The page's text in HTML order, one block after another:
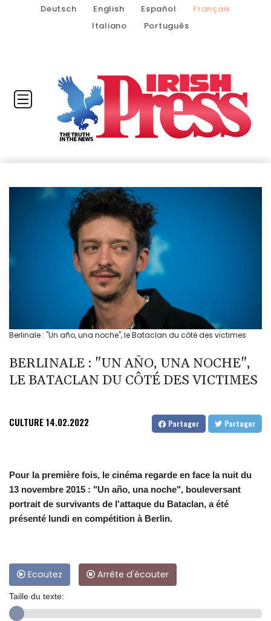
Deutsch English Español
Français
Italiano
Português
Berlinale : "Un año, una noche", le Bataclan du côté des victimes
BERLINALE : "UN AÑO, UNA NOCHE",
LE BATACLAN DU CÔTÉ DES VICTIMES
CULTURE14.02.2022 Partager Partager
Pour la première fois, le cinéma regarde en face la nuit du
13 novembre 2015 : "Un año, una noche", bouleversant
portrait de survivants de l'attaque du Bataclan, a été
présenté lundi en compétition à Berlin.
Ecoutez Arrête d'écouter
Taille du texte: